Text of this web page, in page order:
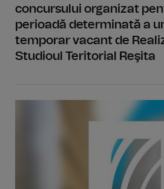
concursului organizat
perioadă determinată a
temporar vacant de
Studioul Teritorial Reşita